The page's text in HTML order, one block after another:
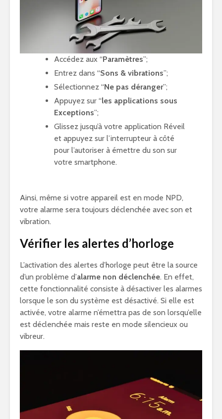
Accédez aux “Paramètres”;
Entrez dans “Sons & vibrations”;
Sélectionnez “Ne pas déranger”;
Appuyez sur “les applications sous
Exceptions”;
Glissez jusqu’à votre application Réveil
et appuyez sur l’interrupteur à côté
pour l’autoriser à émettre du son sur
votre smartphone.
Ainsi, même si votre appareil est en mode NPD,
votre alarme sera toujours déclenchée avec son et
vibration.
Vérifier les alertes d’horloge
L’activation des alertes d’horloge peut être la source
d’un problème d’alarme non déclenchée. En effet,
cette fonctionnalité consiste à désactiver les alarmes
lorsque le son du système est désactivé. Si elle est
activée, votre alarme n’émettra pas de son lorsqu’elle
est déclenchée mais reste en mode silencieux ou
vibreur.